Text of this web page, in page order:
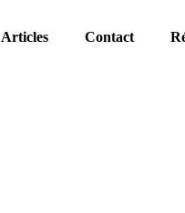
Articles Contact